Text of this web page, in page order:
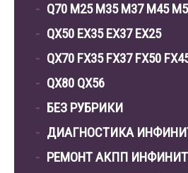
Q70 M25 M35 M37 M45
QX50 EX35 EX37 EX25
QX70 FX35 FX37 FX50
QX80 QX56
БЕЗ РУБРИКИ
ДИАГНОСТИКА
РЕМОНТ АКПП